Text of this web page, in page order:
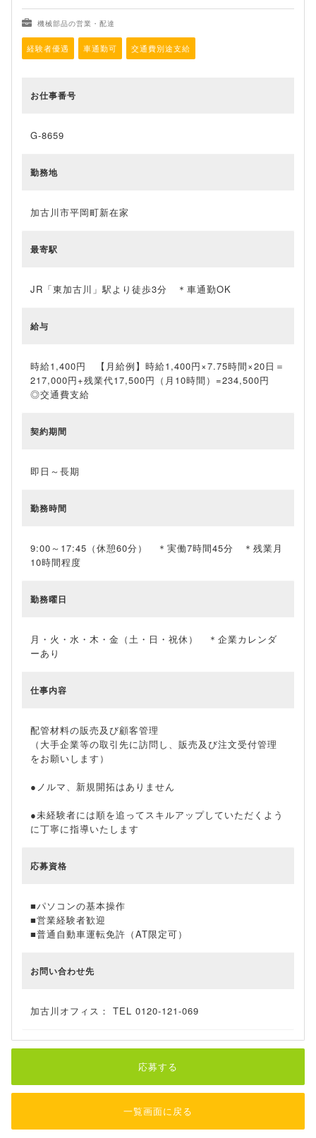
機械部品の営業・配達
経験者優遇 車通勤可 交通費別途支給
お仕事番号
G-8659
勤務地
加古川市平岡町新在家
最寄駅
JR「東加古川」駅より徒歩3分 ＊車通勤OK
給与
時給1,400円 【月給例】時給1,400円×7.75時間×20日＝
217,000円+残業代17,500円（月10時間）=234,500円
◎交通費支給
契約期間
即日～長期
勤務時間
9:00～17:45（休憩60分） ＊実働7時間45分 ＊残業月
10時間程度
勤務曜日
月・火・水・木・金（土・日・祝休） ＊企業カレンダ
ーあり
仕事内容
配管材料の販売及び顧客管理
（大手企業等の取引先に訪問し、販売及び注文受付管理
をお願いします）
●ノルマ、新規開拓はありません
●未経験者には順を追ってスキルアップしていただくよう
に丁寧に指導いたします
応募資格
■パソコンの基本操作
■営業経験者歓迎
■普通自動車運転免許（AT限定可）
お問い合わせ先
加古川オフィス： TEL 0120-121-069
応募する
一覧画面に戻る